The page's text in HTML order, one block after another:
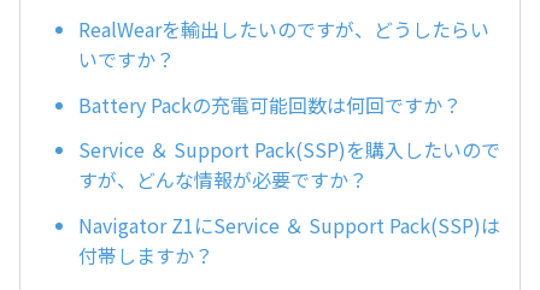
RealWearを輸出したいのですが、どうしたらい
いですか？
Battery Packの充電可能回数は何回ですか？
Service ＆ Support Pack(SSP)を購入したいので
すが、どんな情報が必要ですか？
Navigator Z1にService ＆ Support Pack(SSP)は
付帯しますか？